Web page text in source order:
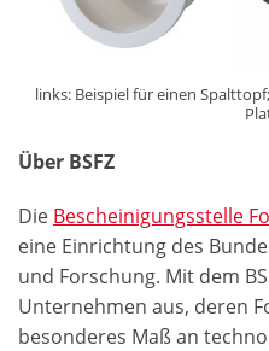
links: Beispiel für einen
Über BSFZ
Die Bescheinigungsstelle
eine Einrichtung des
und Forschung. Mit dem
Unternehmen aus, deren
besonderes Maß an